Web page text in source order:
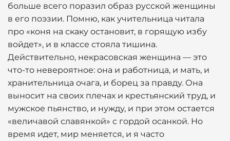
больше всего поразил образ русской женщины
в его поэзии. Помню, как учительница читала
про «коня на скаку остановит, в горящую избу
войдет», и в классе стояла тишина.
Действительно, некрасовская женщина — это
что-то невероятное: она и работница, и мать, и
хранительница очага, и борец за правду. Она
выносит на своих плечах и крестьянский труд, и
мужское пьянство, и нужду, и при этом остается
«величавой славянкой» с гордой осанкой. Но
время идет, мир меняется, и я часто